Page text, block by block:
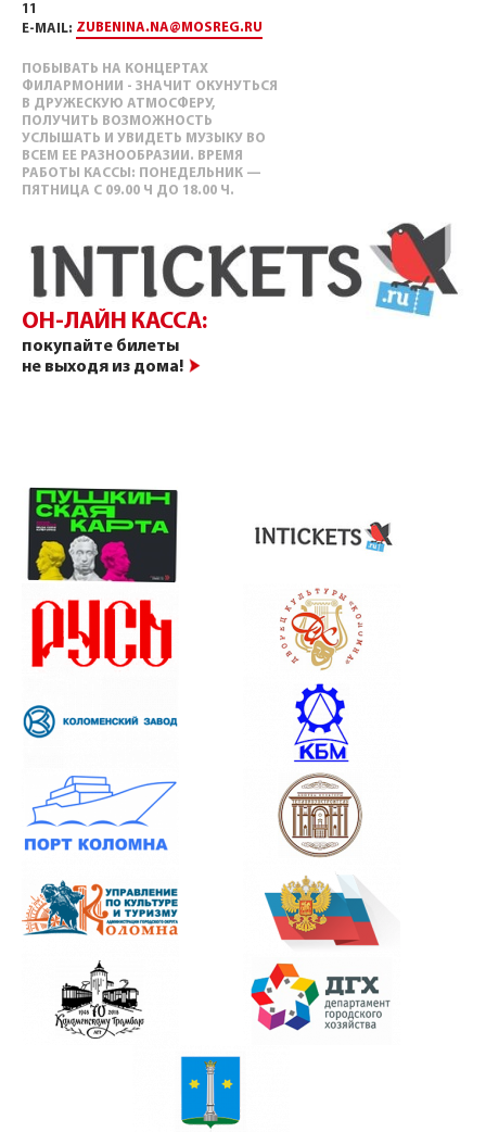
11
E-MAIL: ZUBENINA.NA@MOSREG.RU
ПОБЫВАТЬ НА КОНЦЕРТАХ
ФИЛАРМОНИИ - ЗНАЧИТ ОКУНУТЬСЯ
В ДРУЖЕСКУЮ АТМОСФЕРУ,
ПОЛУЧИТЬ ВОЗМОЖНОСТЬ
УСЛЫШАТЬ И УВИДЕТЬ МУЗЫКУ ВО
ВСЕМ ЕЕ РАЗНООБРАЗИИ. ВРЕМЯ
РАБОТЫ КАССЫ: ПОНЕДЕЛЬНИК —
ПЯТНИЦА С 09.00 Ч ДО 18.00 Ч.
ОН-ЛАЙН КАССА:
покупайте билеты
не выходя из дома!